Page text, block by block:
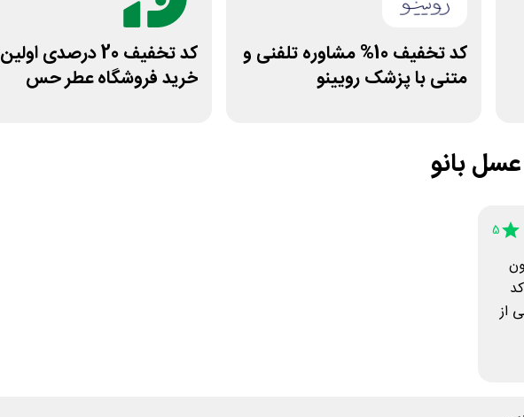
کد تخفیف 10% مشاوره تلفنی و
متنی با پزشک رویینو
کد تخفیف 20 درصدی اولین
خرید فروشگاه عطر حس
عسل بانو
5
از